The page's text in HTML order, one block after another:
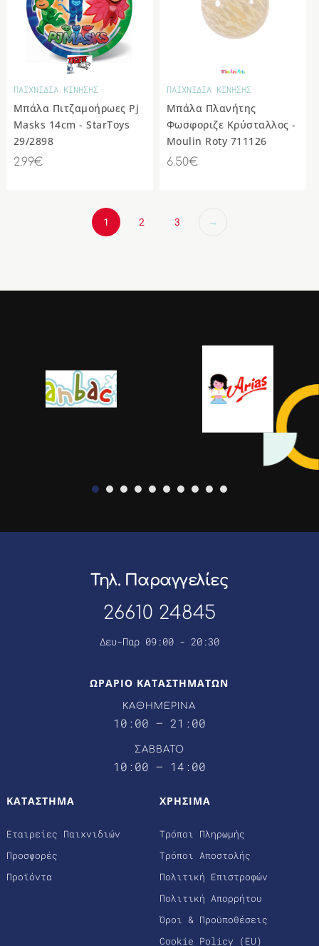
ΠΑΙΧΝΙΔΙΑ ΚΙΝΗΣΗΣ
Μπάλα Πιτζαμοήρωες Pj
Masks 14cm - StarToys
29/2898
2.99€
ΠΑΙΧΝΙΔΙΑ ΚΙΝΗΣΗΣ
Μπάλα Πλανήτης
Φωσφοριζε Κρύσταλλος -
Moulin Roty 711126
6.50€
1 2 3 →
Τηλ. Παραγγελίες
26610 24845
Δευ-Παρ 09:00 - 20:30
ΩΡΑΡΙΟ ΚΑΤΑΣΤΗΜΑΤΩΝ
ΚΑΘΗΜΕΡΙΝΑ
10:00 – 21:00
ΣΑΒΒΑΤΟ
10:00 – 14:00
ΚΑΤΑΣΤΗΜΑ
Εταιρείες Παιχνιδιών
Προσφορές
Προϊόντα
ΧΡΗΣΙΜΑ
Τρόποι Πληρωμής
Τρόποι Αποστολής
Πολιτική Επιστροφών
Πολιτική Απορρήτου
Όροι & Προϋποθέσεις
Cookie Policy (EU)